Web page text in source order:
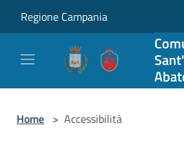
Regione Campania
Home > Accessibilità